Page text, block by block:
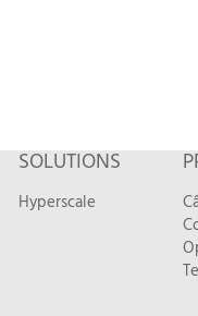
SOLUTIONS
Hyperscale